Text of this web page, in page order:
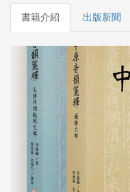
書籍介紹 出版新聞